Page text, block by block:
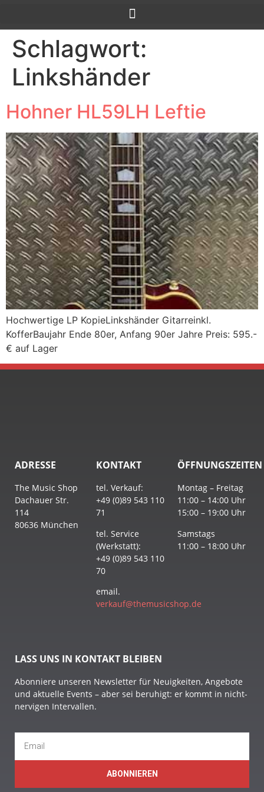
Schlagwort:
Linkshänder
Hohner HL59LH Leftie
Hochwertige LP KopieLinkshänder Gitarreinkl.
KofferBaujahr Ende 80er, Anfang 90er Jahre Preis: 595.-
€ auf Lager
ADRESSE
The Music Shop
Dachauer Str.
114
80636 München
KONTAKT
tel. Verkauf:
+49 (0)89 543 110
71
tel. Service
(Werkstatt):
+49 (0)89 543 110
70
email.
verkauf@themusicshop.de
ÖFFNUNGSZEITEN
Montag – Freitag
11:00 – 14:00 Uhr
15:00 – 19:00 Uhr
Samstags
11:00 – 18:00 Uhr
LASS UNS IN KONTAKT BLEIBEN
Abonniere unseren Newsletter für Neuigkeiten, Angebote
und aktuelle Events – aber sei beruhigt: er kommt in nicht-
nervigen Intervallen.
ABONNIEREN